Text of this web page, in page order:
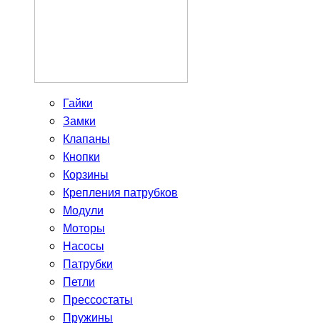
Гайки
Замки
Клапаны
Кнопки
Корзины
Крепления патрубков
Модули
Моторы
Насосы
Патрубки
Петли
Прессостаты
Пружины